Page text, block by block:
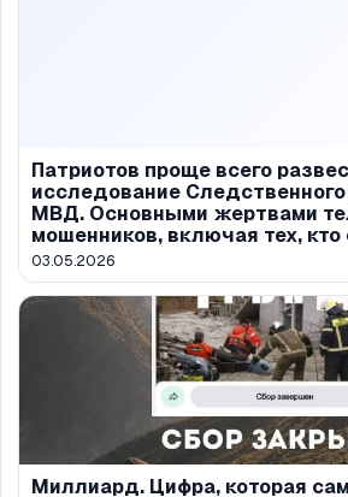
Патриотов проще всего
исследование
МВД. Основными жертвами
мошенников, включая тех, кто
03.05.2026
Миллиард. Цифра, которая